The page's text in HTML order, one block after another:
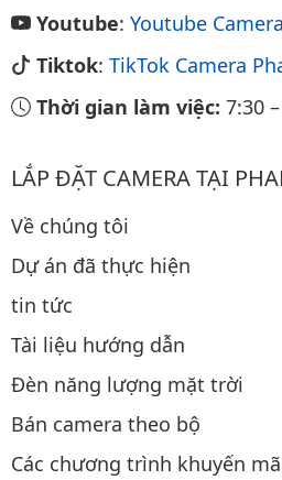
Youtube: Youtube
Tiktok: TikTok Camera
Thời gian làm việc: 7:30 –
LẮP ĐẶT CAMERA TẠI
Về chúng tôi
Dự án đã thực hiện
tin tức
Tài liệu hướng dẫn
Đèn năng lượng mặt trời
Bán camera theo bộ
Các chương trình khuyến